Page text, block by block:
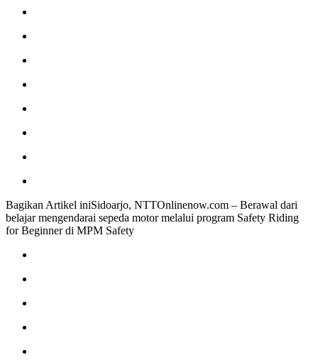
Bagikan Artikel iniSidoarjo, NTTOnlinenow.com – Berawal dari
belajar mengendarai sepeda motor melalui program Safety Riding
for Beginner di MPM Safety